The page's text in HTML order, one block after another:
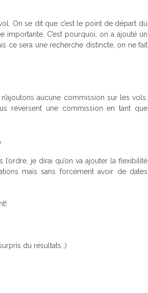
On se dit que c’est le point de départ du
C’est pourquoi, on a ajouté un
ce sera une recherche distincte, on ne fait
aucune commission sur les vols.
reversent une commission en tant que
je dirai qu’on va ajouter la flexibilité
mais sans forcément avoir de dates
du résultats ;)